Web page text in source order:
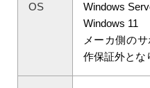
OS
Windows
Windows 11
メーカ側の
作保証外とな